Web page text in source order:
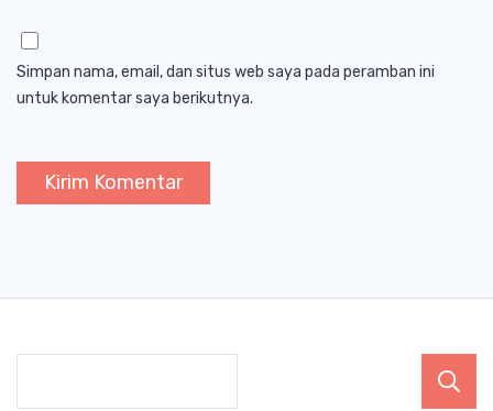
Simpan nama, email, dan situs web saya pada peramban ini
untuk komentar saya berikutnya.